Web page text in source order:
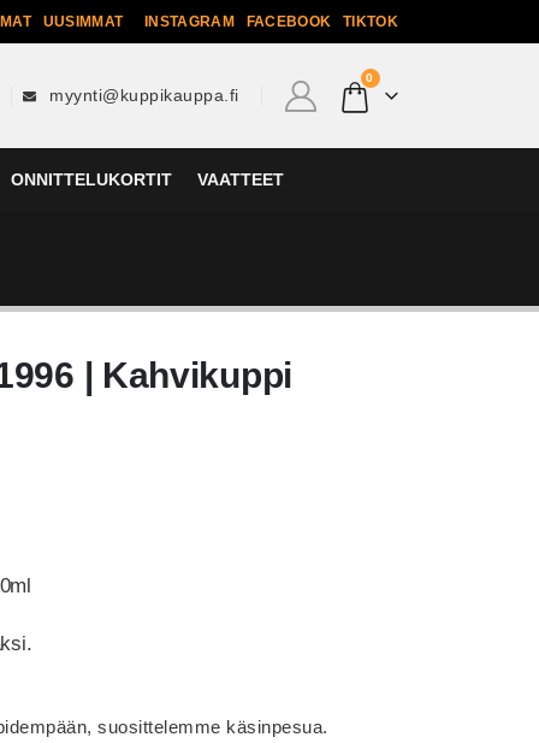
UUSIMMAT INSTAGRAM FACEBOOK TIKTOK
myynti@kuppikauppa.fi
0
ONNITTELUKORTIT VAATTEET
| Kahvikuppi
suosittelemme käsinpesua.